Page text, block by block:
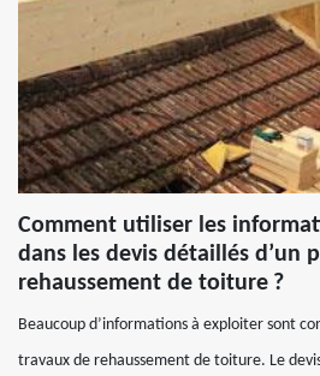
Comment utiliser les
dans les devis détaillés d’un
rehaussement de toiture ?
Beaucoup d’informations à exploiter sont
travaux de rehaussement de toiture. Le